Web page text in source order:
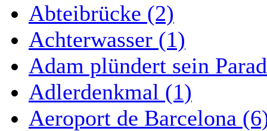
Abteibrücke (2)
Achterwasser (1)
Adam plündert sein
Adlerdenkmal (1)
Aeroport de Barcelona